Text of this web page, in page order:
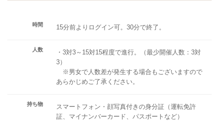
時間 15分前よりログイン可。30分で終了。
人数
・3対3～15対15程度で進行。（最少開催人数：3対
3）
※男女で人数差が発生する場合もございますので
あらかじめご了承ください。
持ち物
スマートフォン・顔写真付きの身分証（運転免許
証、マイナンバーカード、パスポートなど）